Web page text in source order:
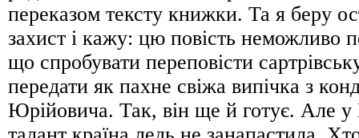
переказом тексту книжки. Та я беру
захист і кажу: цю повість неможливо
що спробувати переповісти
передати як пахне свіжа випічка з
Юрійовича. Так, він ще й готує. Але